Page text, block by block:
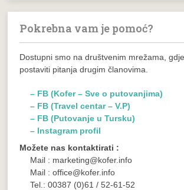
Pokrebna vam je pomoć?
Dostupni smo na društvenim mrežama,
postaviti pitanja drugim članovima.
– FB (Kofer – Sve o putovanjima)
– FB (Travel centar – V.P)
– FB (Putovanje u Tursku)
– Instagram profil
Možete nas kontaktirati :
Mail : marketing@kofer.info
Mail : office@kofer.info
Tel.: 00387 (0)61 / 52-61-52